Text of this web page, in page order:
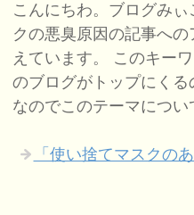
こんにちわ。ブログみ
クの悪臭原因の記事へ
えています。 このキー
のブログがトップにくる
なのでこのテーマについ
「使い捨てマスクの